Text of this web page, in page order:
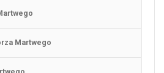
Martwego